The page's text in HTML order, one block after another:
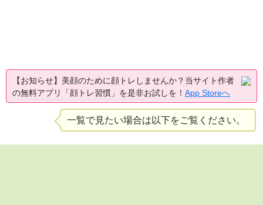
【お知らせ】美顔のために顔トレしませんか？当サイト作者
の無料アプリ「顔トレ習慣」を是非お試しを！ App Storeへ
一覧で見たい場合は以下をご覧ください。